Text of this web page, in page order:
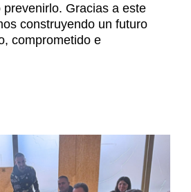
prevenirlo. Gracias a este
construyendo un futuro
comprometido e